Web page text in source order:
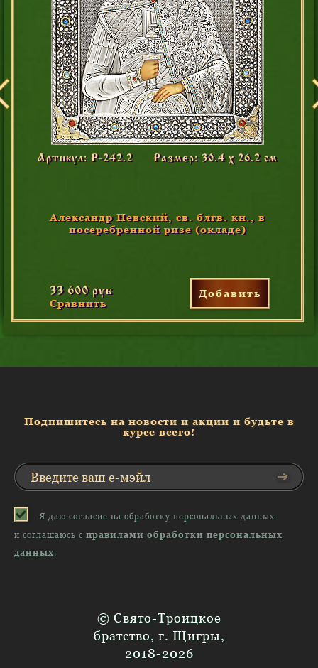
Артикул: Р-242.2 Размер: 30.4 х 26.2 см
Александр Невский, св. блгв. кн., в
посеребренной ризе (окладе)
33 600 руб
Сравнить
Добавить
Подпишитесь на новости и акции и будьте в
курсе всего!
Я даю согласие на обработку персональных данных
и соглашаюсь с правилами обработки персональных
данных.
© Свято-Троицкое
братство, г. Щигры,
2018-2026